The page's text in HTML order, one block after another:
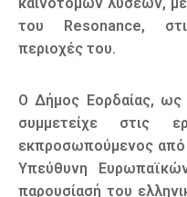
του Resonance,
περιοχές του.
Ο Δήμος Εορδαίας, ως
συμμετείχε στις
εκπροσωπούμενος από
Υπεύθυνη
παρουσίασή του